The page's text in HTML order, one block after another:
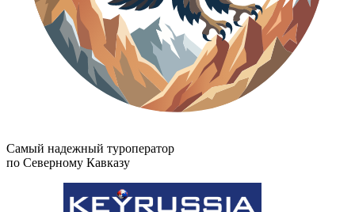
Самый надежный туроператор
по Северному Кавказу